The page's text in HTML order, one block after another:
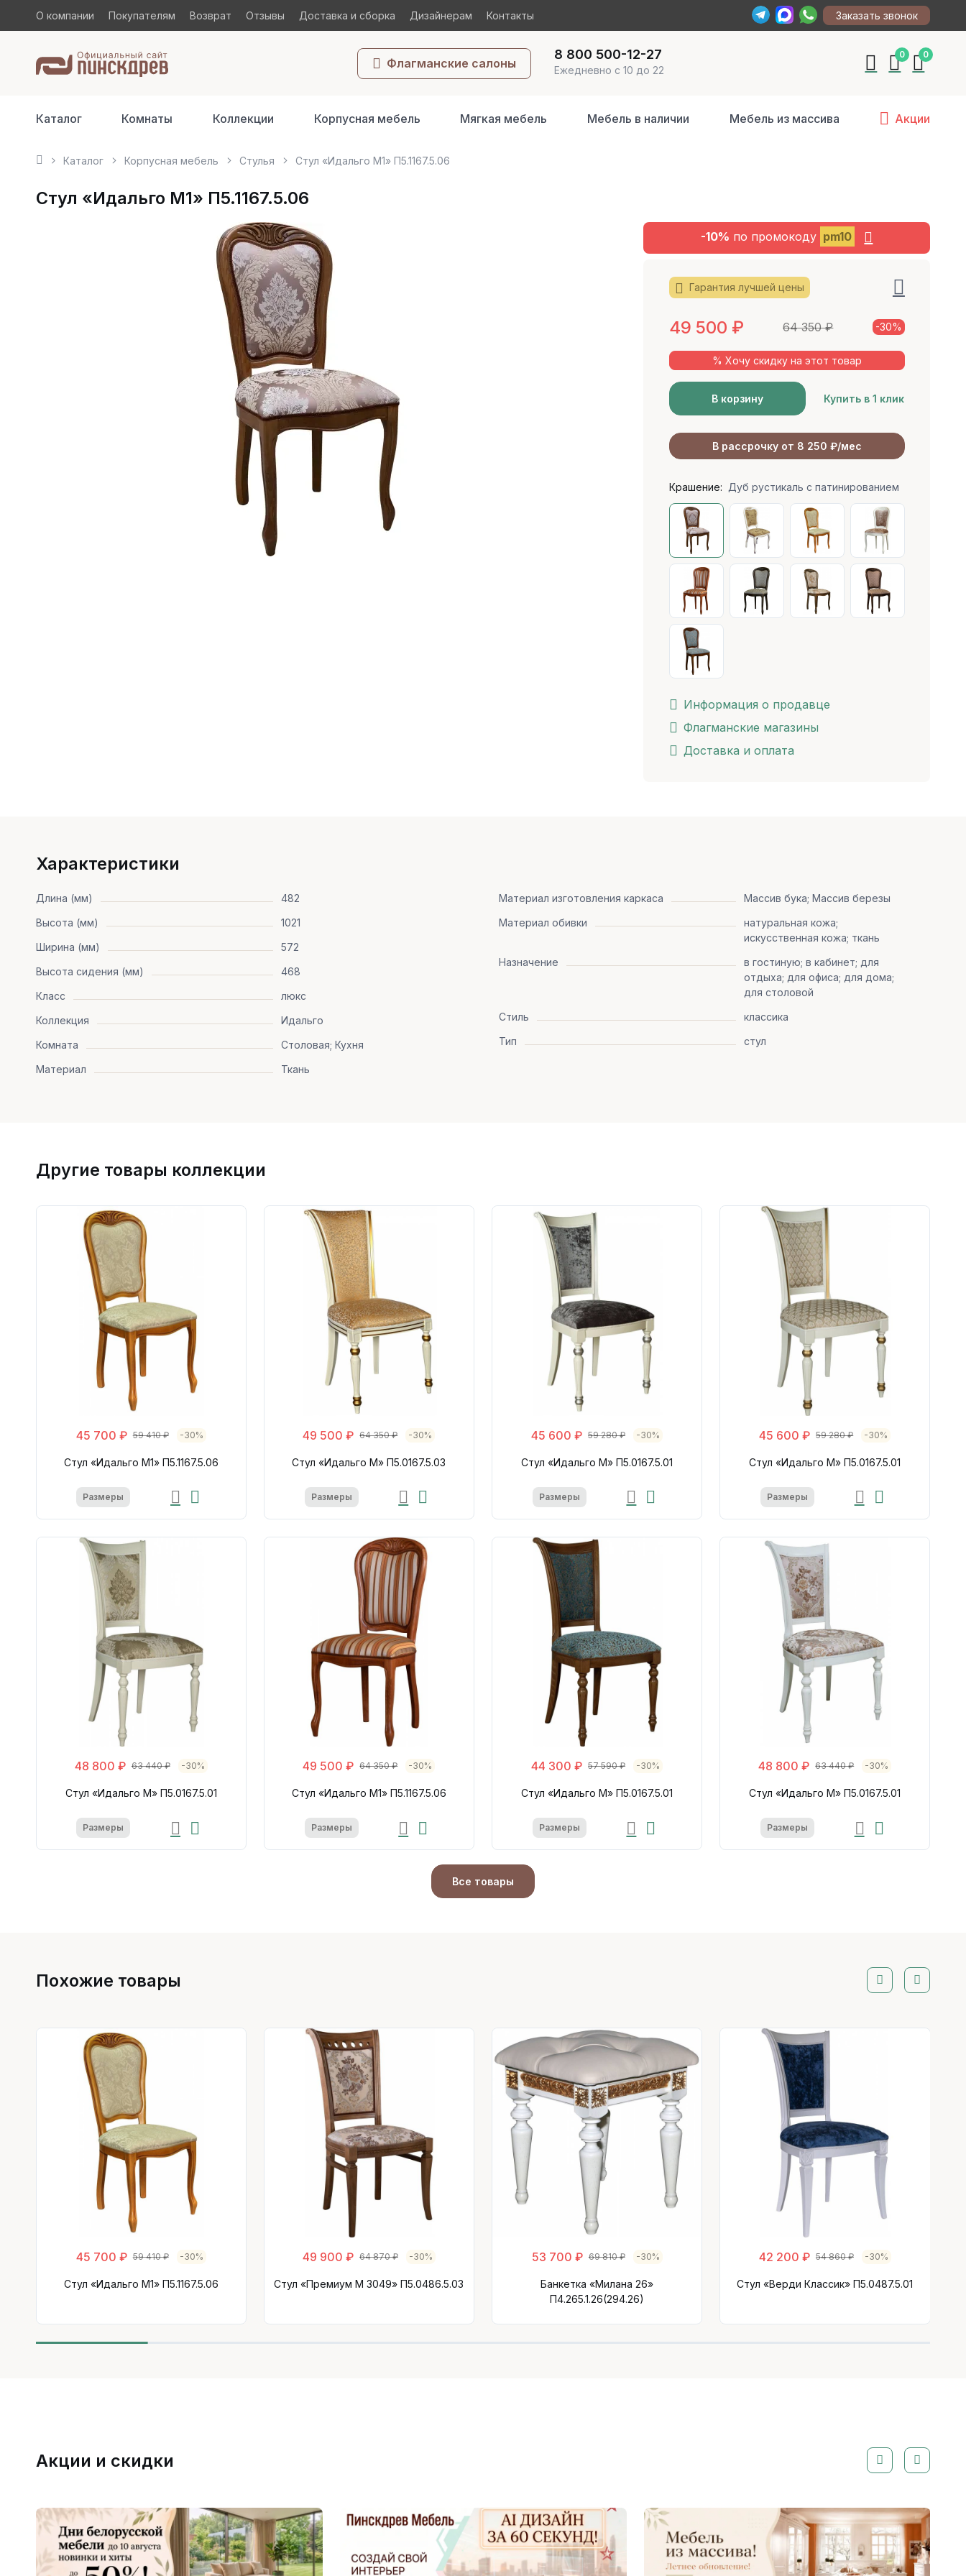
О компании Покупателям Возврат Отзывы Доставка и сборка Дизайнерам Контакты Заказать звонок
Флагманские салоны
8 800 500-12-27
Ежедневно с 10 до 22
0 0
Каталог Комнаты Коллекции Корпусная мебель Мягкая мебель Мебель в наличии Мебель из массива Акции
Каталог Корпусная мебель Стулья Стул «Идальго М1» П5.1167.5.06
Стул «Идальго М1» П5.1167.5.06
-10% по промокоду pm10
Гарантия лучшей цены
49 500 ₽ 64 350₽ -30%
% Хочу скидку на этот товар
В корзину Купить в 1 клик
В рассрочку от 8 250 ₽/мес
Крашение: Дуб рустикаль с патинированием
Информация о продавце
Флагманские магазины
Доставка и оплата
Характеристики
Длина (мм)
482
Высота (мм)
1021
Ширина (мм)
572
Высота сидения (мм)
468
Класс
люкс
Коллекция
Идальго
Комната
Столовая; Кухня
Материал
Ткань
Материал изготовления каркаса
Массив бука; Массив березы
Материал обивки
натуральная кожа;
искусственная кожа; ткань
Назначение
в гостиную; в кабинет; для
отдыха; для офиса; для дома;
для столовой
Стиль
классика
Тип
стул
Другие товары коллекции
45 700 ₽ 59 410 ₽ -30%
Стул «Идальго М1» П5.1167.5.06
Размеры
49 500 ₽ 64 350 ₽ -30%
Стул «Идальго М» П5.0167.5.03
Размеры
45 600 ₽ 59 280 ₽ -30%
Стул «Идальго М» П5.0167.5.01
Размеры
45 600 ₽ 59 280 ₽ -30%
Стул «Идальго М» П5.0167.5.01
Размеры
48 800 ₽ 63 440 ₽ -30%
Стул «Идальго М» П5.0167.5.01
Размеры
49 500 ₽ 64 350 ₽ -30%
Стул «Идальго М1» П5.1167.5.06
Размеры
44 300 ₽ 57 590 ₽ -30%
Стул «Идальго М» П5.0167.5.01
Размеры
48 800 ₽ 63 440 ₽ -30%
Стул «Идальго М» П5.0167.5.01
Размеры
Все товары
Похожие товары
45 700 ₽ 59 410 ₽ -30%
Стул «Идальго М1» П5.1167.5.06
49 900 ₽ 64 870 ₽ -30%
Стул «Премиум М 3049» П5.0486.5.03
53 700 ₽ 69 810 ₽ -30%
Банкетка «Милана 26»
П4.265.1.26(294.26)
42 200 ₽ 54 860 ₽ -30%
Стул «Верди Классик» П5.0487.5.01
Акции и скидки